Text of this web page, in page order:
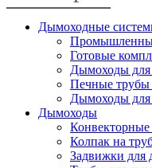
Дымоходные
Готовые
Дымоходы
Печные
Дымоходы для
Дымоходы
Колпак на
Задвижки для